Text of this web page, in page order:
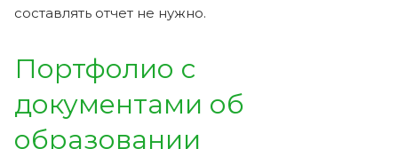
составлять отчет не нужно.
Портфолио с
документами об
образовании